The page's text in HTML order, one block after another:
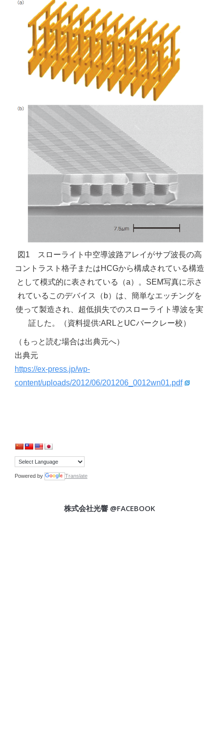
図1 スローライト中空導波路アレイがサブ波長の高
コントラスト格子またはHCGから構成されている構造
として模式的に表されている（a）。SEM写真に示さ
れているこのデバイス（b）は、簡単なエッチングを
使って製造され、超低損失でのスローライト導波を実
証した。（資料提供:ARLとUCバークレー校）
（もっと読む場合は出典元へ）
出典元
https://ex-press.jp/wp-
content/uploads/2012/06/201206_0012wn01.pdf
Powered by Translate
株式会社光響 @FACEBOOK